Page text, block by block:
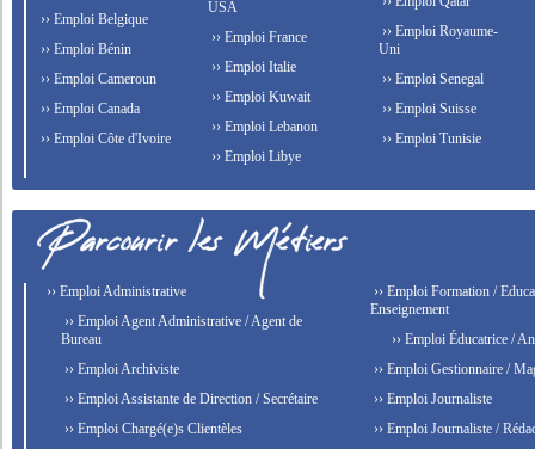
›› Emploi Belgique
›› Emploi Bénin
›› Emploi Cameroun
›› Emploi Canada
›› Emploi Côte d'Ivoire
USA
›› Emploi France
›› Emploi Italie
›› Emploi Kuwait
›› Emploi Lebanon
›› Emploi Libye
›› Emploi Royaume-
Uni
›› Emploi Senegal
›› Emploi Suisse
›› Emploi Tunisie
›› Emploi Administrative
›› Emploi Agent Administrative / Agent de
Bureau
›› Emploi Archiviste
›› Emploi Assistante de Direction / Secrétaire
›› Emploi Chargé(e)s Clientèles
›› Emploi Formation /
Enseignement
›› Emploi Éducatrice /
›› Emploi Gestionnaire /
›› Emploi Journaliste
›› Emploi Journaliste /